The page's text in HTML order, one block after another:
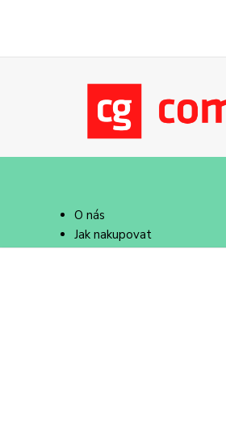
O nás
Jak nakupovat
Doprava a platba